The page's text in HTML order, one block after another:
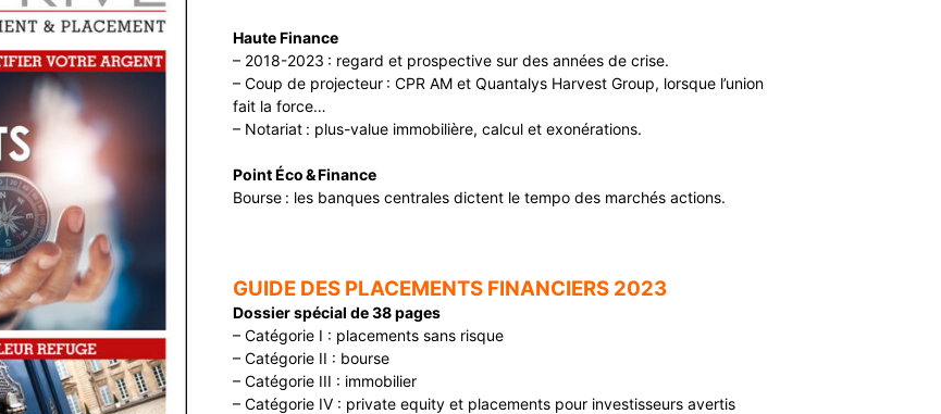
Haute Finance
– 2018-2023 : regard et prospective sur des années de crise.
– Coup de projecteur : CPR AM et Quantalys Harvest Group, lorsque l’union
fait la force…
– Notariat : plus-value immobilière, calcul et exonérations.
Point Éco & Finance
Bourse : les banques centrales dictent le tempo des marchés actions.
GUIDE DES PLACEMENTS FINANCIERS 2023
Dossier spécial de 38 pages
– Catégorie I : placements sans risque
– Catégorie II : bourse
– Catégorie III : immobilier
– Catégorie IV : private equity et placements pour investisseurs avertis